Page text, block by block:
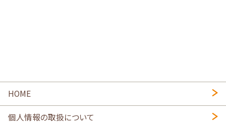
HOME
個人情報の取扱について